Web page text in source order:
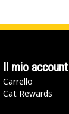
Il mio account
Carrello
Cat Rewards